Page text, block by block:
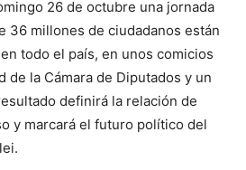
26 de octubre una jornada
36 millones de ciudadanos están
todo el país, en unos comicios
de la Cámara de Diputados y un
definirá la relación de
y marcará el futuro político del